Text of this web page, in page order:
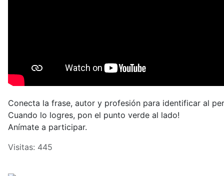
Conecta la frase, autor y profesión para identificar al
Cuando lo logres, pon el punto verde al lado!
Anímate a participar.
Visitas: 445